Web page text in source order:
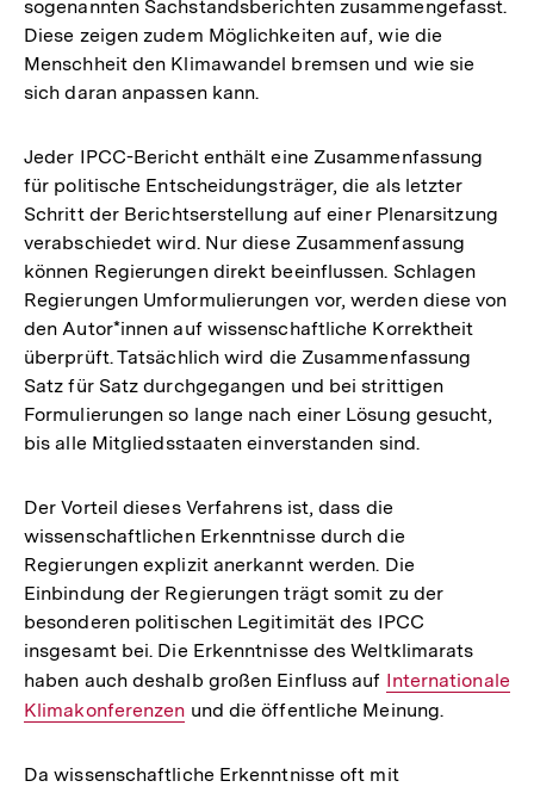
sogenannten Sachstandsberichten zusammengefasst.
Diese zeigen zudem Möglichkeiten auf, wie die
Menschheit den Klimawandel bremsen und wie sie
sich daran anpassen kann.
Jeder IPCC-Bericht enthält eine Zusammenfassung
für politische Entscheidungsträger, die als letzter
Schritt der Berichtserstellung auf einer Plenarsitzung
verabschiedet wird. Nur diese Zusammenfassung
können Regierungen direkt beeinflussen. Schlagen
Regierungen Umformulierungen vor, werden diese von
den Autor*innen auf wissenschaftliche Korrektheit
überprüft. Tatsächlich wird die Zusammenfassung
Satz für Satz durchgegangen und bei strittigen
Formulierungen so lange nach einer Lösung gesucht,
bis alle Mitgliedsstaaten einverstanden sind.
Der Vorteil dieses Verfahrens ist, dass die
wissenschaftlichen Erkenntnisse durch die
Regierungen explizit anerkannt werden. Die
Einbindung der Regierungen trägt somit zu der
besonderen politischen Legitimität des IPCC
insgesamt bei. Die Erkenntnisse des Weltklimarats
haben auch deshalb großen Einfluss auf Interner
Link:
Internationale
Klimakonferenzen und die öffentliche Meinung.
Da wissenschaftliche Erkenntnisse oft mit